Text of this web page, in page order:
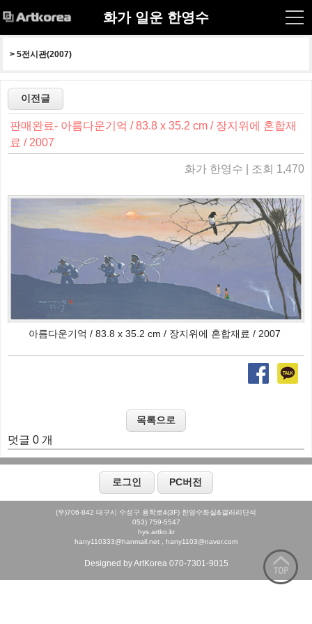
화가 일운 한영수
> 5전시관(2007)
판매완료- 아름다운기억 / 83.8 x 35.2 cm / 장지위에 혼합재
료 / 2007
화가 한영수 | 조회 1,470
아름다운기억 / 83.8 x 35.2 cm / 장지위에 혼합재료 / 2007
덧글 0 개
(우)706-842 대구시 수성구 용학로4(3F) 한영수화실&갤러리단석
053) 759-5547
hys.artko.kr
hany110333@hanmail.net , hany1103@naver.com
Designed by ArtKorea 070-7301-9015